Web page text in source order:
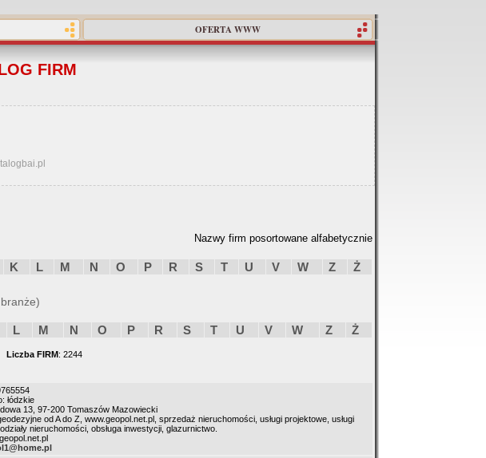
OFERTA WWW
FIRM
Nazwy firm posortowane alfabetycznie
K L M N O P R S T U V W Z Ż
L M N O P R S T U V W Z Ż
Liczba FIRM: 2244
łódzkie
13, 97-200 Tomaszów Mazowiecki
od A do Z, www.geopol.net.pl, sprzedaż nieruchomości, usługi projektowe, usługi
nieruchomości, obsługa inwestycji, glazurnictwo.